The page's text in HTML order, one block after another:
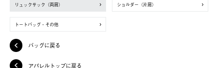
リュックサック（両肩） ショルダー（片肩）
トートバッグ・その他
バッグに戻る
アパレルトップに戻る